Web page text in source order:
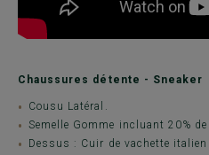
Chaussures détente - Sneaker
Cousu Latéral.
Semelle Gomme incluant 20%
Dessus : Cuir de vachette